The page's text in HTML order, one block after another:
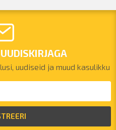
uudiseid ja muud kasulikku